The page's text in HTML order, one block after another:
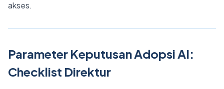
akses.
Parameter Keputusan Adopsi AI:
Checklist Direktur